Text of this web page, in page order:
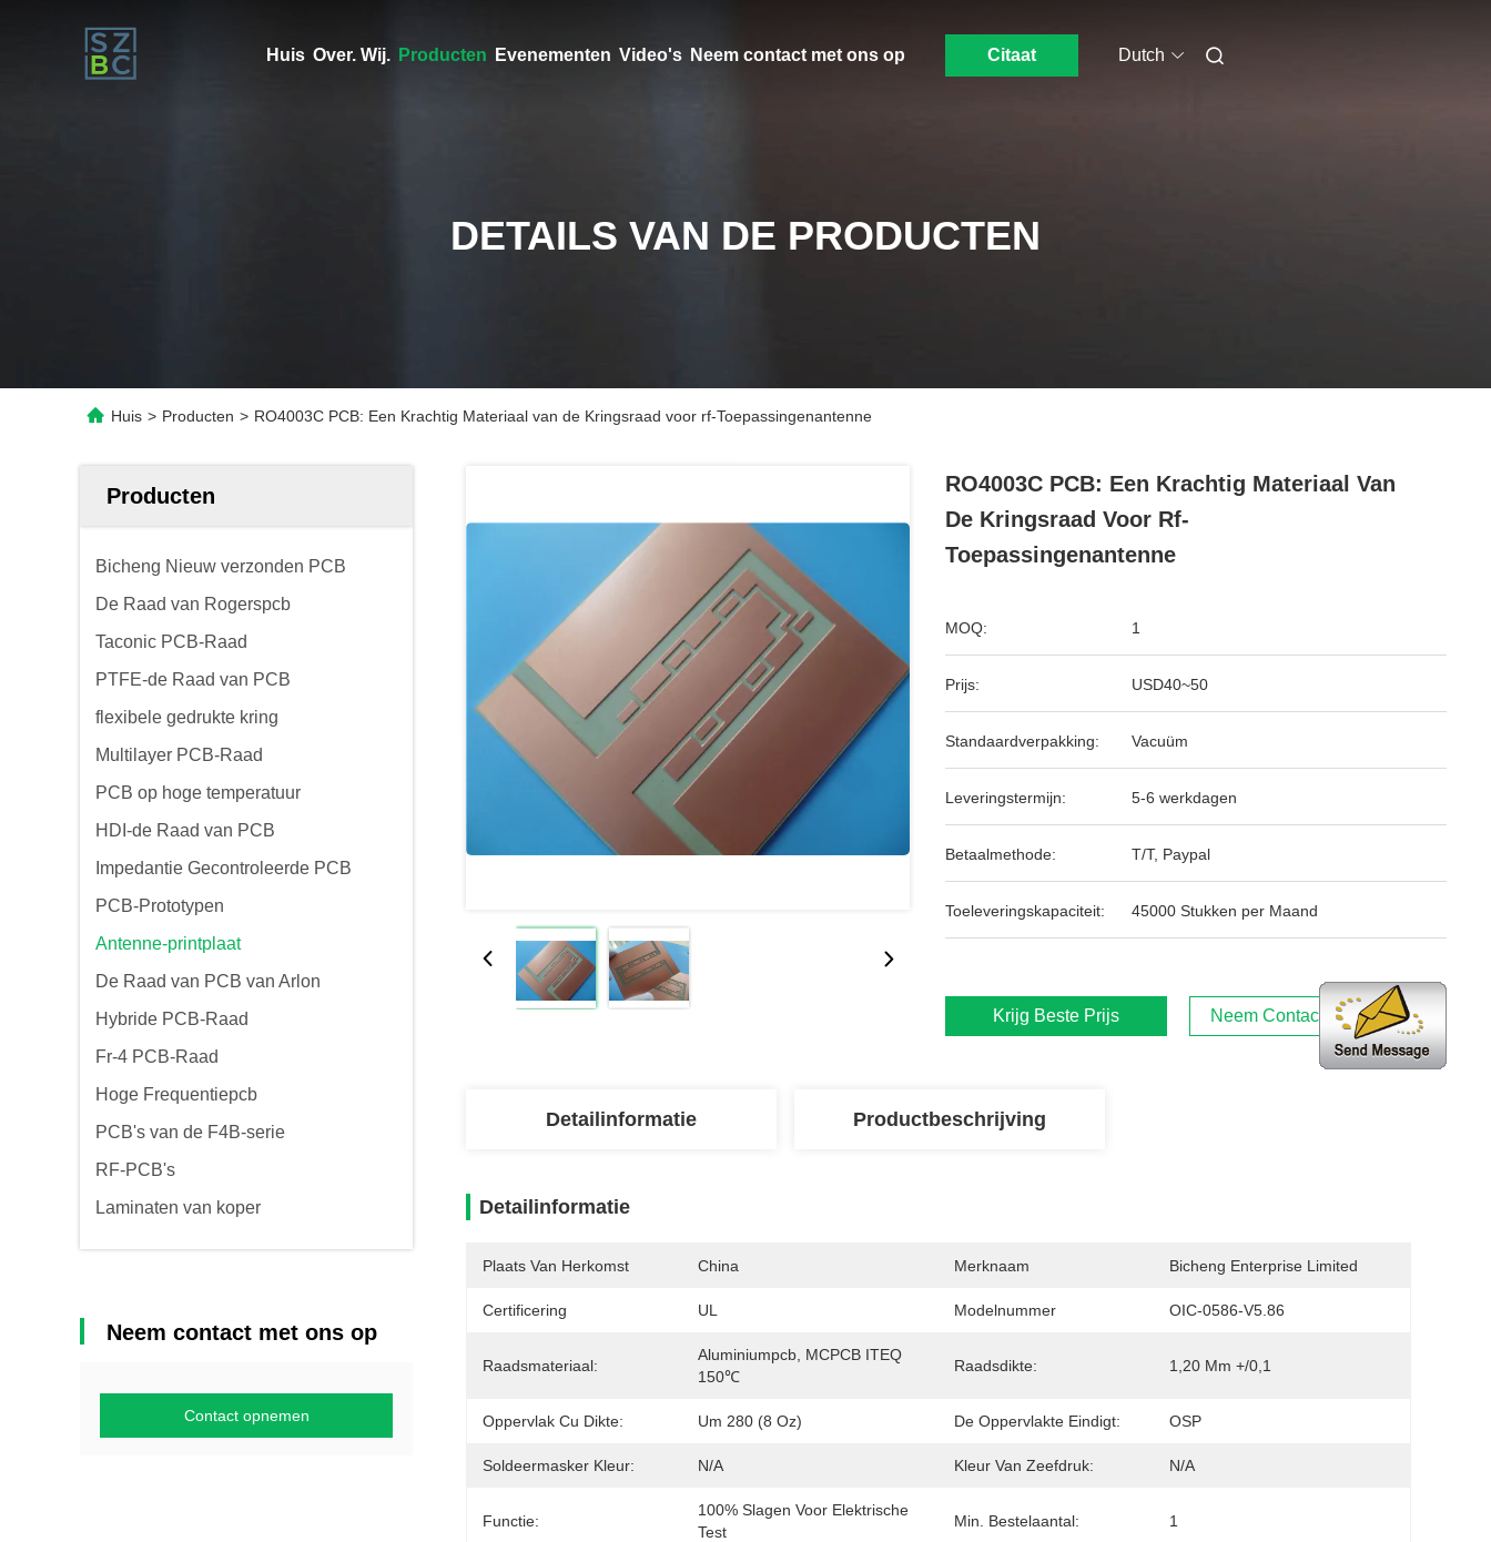
Huis Over. Wij. Producten Evenementen Video's Neem contact met ons op Citaat Dutch
DETAILS VAN DE PRODUCTEN
Huis > Producten > RO4003C PCB: Een Krachtig Materiaal van de Kringsraad voor rf-Toepassingenantenne
Producten
Bicheng Nieuw verzonden PCB
De Raad van Rogerspcb
Taconic PCB-Raad
PTFE-de Raad van PCB
flexibele gedrukte kring
Multilayer PCB-Raad
PCB op hoge temperatuur
HDI-de Raad van PCB
Impedantie Gecontroleerde PCB
PCB-Prototypen
Antenne-printplaat
De Raad van PCB van Arlon
Hybride PCB-Raad
Fr-4 PCB-Raad
Hoge Frequentiepcb
PCB's van de F4B-serie
RF-PCB's
Laminaten van koper
Neem contact met ons op
Contact opnemen
RO4003C PCB: Een Krachtig Materiaal Van
De Kringsraad Voor Rf-
Toepassingenantenne
MOQ: 1
Prijs: USD40~50
Standaardverpakking: Vacuüm
Leveringstermijn: 5-6 werkdagen
Betaalmethode: T/T, Paypal
Toeleveringskapaciteit: 45000 Stukken per Maand
Krijg Beste Prijs Neem Contact Met Ons Op
Detailinformatie Productbeschrijving
Detailinformatie
Plaats Van Herkomst China Merknaam Bicheng Enterprise Limited
Certificering UL Modelnummer OIC-0586-V5.86
Raadsmateriaal:
Aluminiumpcb, MCPCB ITEQ
150℃
Raadsdikte: 1,20 Mm +/0,1
Oppervlak Cu Dikte: Um 280 (8 Oz) De Oppervlakte Eindigt: OSP
Soldeermasker Kleur: N/A Kleur Van Zeefdruk: N/A
Functie:
100% Slagen Voor Elektrische
Test
Min. Bestelaantal: 1